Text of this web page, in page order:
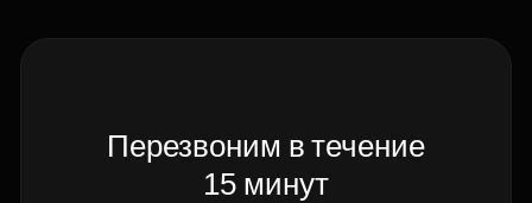
Перезвоним в течение
15 минут